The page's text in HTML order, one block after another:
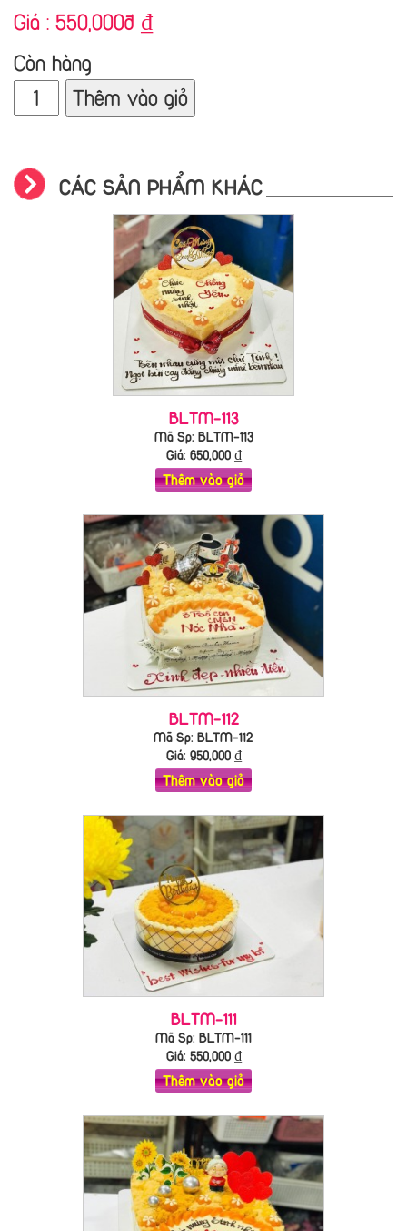
Giá : 550,000đ ₫
Còn hàng
Thêm vào giỏ
CÁC SẢN PHẨM KHÁC
BLTM-113
Mã Sp: BLTM-113
Giá: 650,000₫
Thêm vào giỏ
BLTM-112
Mã Sp: BLTM-112
Giá: 950,000₫
Thêm vào giỏ
BLTM-111
Mã Sp: BLTM-111
Giá: 550,000₫
Thêm vào giỏ